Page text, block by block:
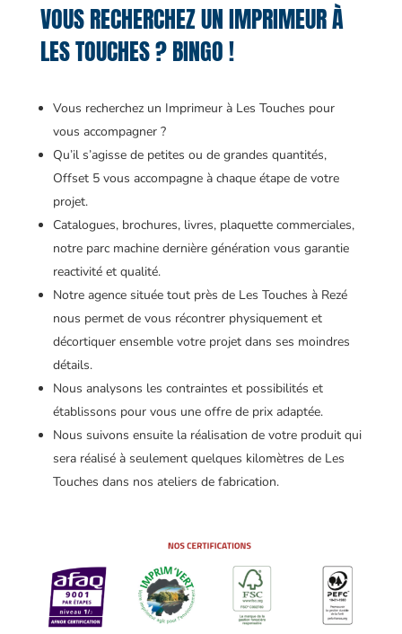
VOUS RECHERCHEZ UN IMPRIMEUR À
LES TOUCHES ? BINGO !
Vous recherchez un Imprimeur à Les Touches pour
vous accompagner ?
Qu’il s’agisse de petites ou de grandes quantités,
Offset 5 vous accompagne à chaque étape de votre
projet.
Catalogues, brochures, livres, plaquette commerciales,
notre parc machine dernière génération vous garantie
reactivité et qualité.
Notre agence située tout près de Les Touches à Rezé
nous permet de vous récontrer physiquement et
décortiquer ensemble votre projet dans ses moindres
détails.
Nous analysons les contraintes et possibilités et
établissons pour vous une offre de prix adaptée.
Nous suivons ensuite la réalisation de votre produit qui
sera réalisé à seulement quelques kilomètres de Les
Touches dans nos ateliers de fabrication.